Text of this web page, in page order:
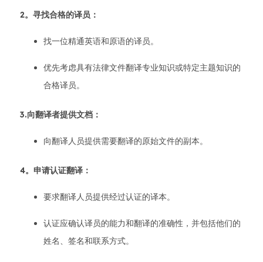
2。寻找合格的译员：
找一位精通英语和原语的译员。
优先考虑具有法律文件翻译专业知识或特定主题知识的
合格译员。
3.向翻译者提供文档：
向翻译人员提供需要翻译的原始文件的副本。
4。申请认证翻译：
要求翻译人员提供经过认证的译本。
认证应确认译员的能力和翻译的准确性，并包括他们的
姓名、签名和联系方式。